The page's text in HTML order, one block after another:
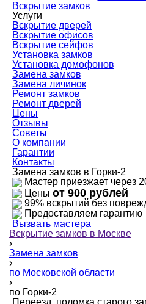
Вскрытие замков
Услуги
Вскрытие дверей
Вскрытие офисов
Вскрытие сейфов
Установка замков
Установка домофонов
Замена замков
Замена личинок
Ремонт замков
Ремонт дверей
Цены
Отзывы
Советы
О компании
Гарантии
Контакты
Замена замков в Горки-2
Мастер приезжает через
Цены от 900 рублей
99% вскрытий без
Предоставляем гарантию
Вызвать мастера
Вскрытие замков в Москве
›
Замена замков
›
по Московской области
›
по Горки-2
Переезд, поломка старого